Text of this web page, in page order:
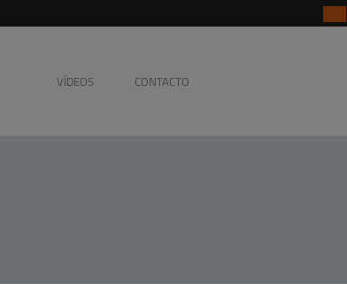
VÍDEOS CONTACTO